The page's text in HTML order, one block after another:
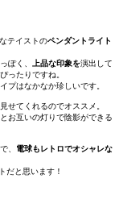
テイストのペンダントライト
ぽく、 上品な印象を演出して
ったりですね。
プはなかなか珍しいです。
せてくれるのでオススメ。
お互いの灯りで陰影ができる
、 電球もレトロでオシャレな
だと思います！